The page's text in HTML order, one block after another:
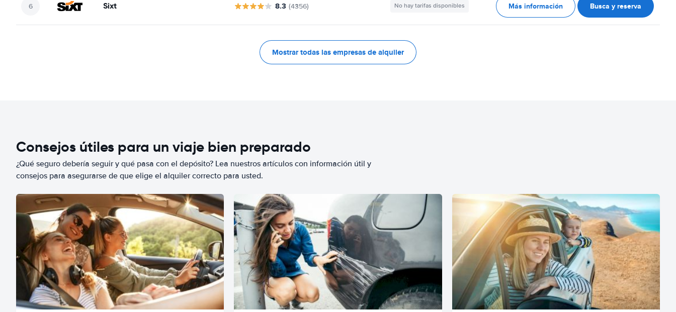
Sixt 8.3 (4356) No hay tarifas disponibles Más información Busca y reserva
Mostrar todas las empresas de alquiler
Consejos útiles para un viaje bien preparado
¿Qué seguro debería seguir y qué pasa con el depósito? Lea nuestros artículos con información útil y
consejos para asegurarse de que elige el alquiler correcto para usted.